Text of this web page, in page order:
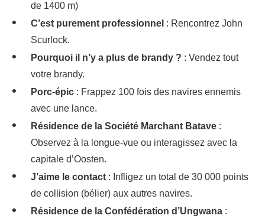
de 1400 m)
C’est purement professionnel : Rencontrez John
Scurlock.
Pourquoi il n’y a plus de brandy ? : Vendez tout
votre brandy.
Porc-épic : Frappez 100 fois des navires ennemis
avec une lance.
Résidence de la Société Marchant Batave :
Observez à la longue-vue ou interagissez avec la
capitale d’Oosten.
J’aime le contact : Infligez un total de 30 000 points
de collision (bélier) aux autres navires.
Résidence de la Confédération d’Ungwana :